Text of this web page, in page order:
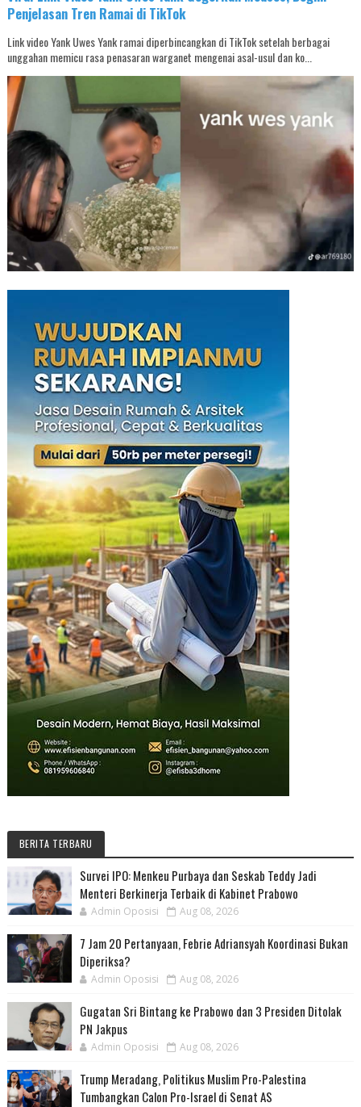
Penjelasan Tren Ramai di TikTok
Link video Yank Uwes Yank ramai diperbincangkan di TikTok setelah berbagai
unggahan memicu rasa penasaran warganet mengenai asal-usul dan ko...
BERITA TERBARU
Survei IPO: Menkeu Purbaya dan Seskab Teddy Jadi
Menteri Berkinerja Terbaik di Kabinet Prabowo
Admin Oposisi Aug 08, 2026
7 Jam 20 Pertanyaan, Febrie Adriansyah Koordinasi Bukan
Diperiksa?
Admin Oposisi Aug 08, 2026
Gugatan Sri Bintang ke Prabowo dan 3 Presiden Ditolak
PN Jakpus
Admin Oposisi Aug 08, 2026
Trump Meradang, Politikus Muslim Pro-Palestina
Tumbangkan Calon Pro-Israel di Senat AS